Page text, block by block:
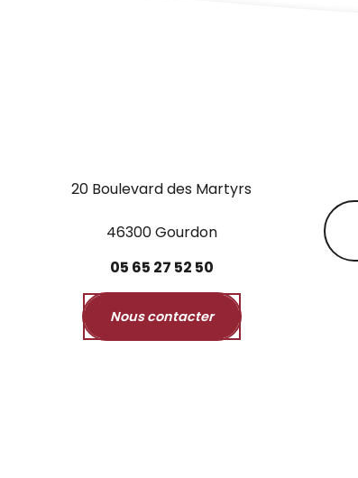
20 Boulevard des Martyrs
46300 Gourdon
05 65 27 52 50
Nous contacter